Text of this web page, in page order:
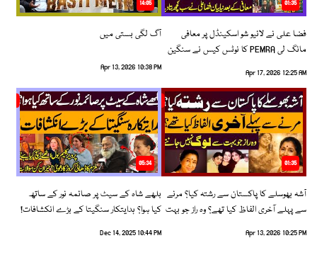
01:35
فضا علی نے لائیو شو اسکینڈل پر معافی
مانگ لی PEMRA کا نوٹس کیس نے سنگین
Apr 17, 2026 12:25 AM
14:05
آگ لگی بستی میں
Apr 13, 2026 10:38 PM
01:35
آشہ بھوسلے کا پاکستان سے رشتہ کیا؟ مرنے
سے پہلے آخری الفاظ کیا تھے؟ وہ راز جو بہت
Apr 13, 2026 10:25 PM
05:34
بلھے شاہ کے سیٹ پر صائمہ نور کے ساتھ
کیا ہوا؟ ہدایتکار سنگیتا کے بڑے انکشافات!
Dec 14, 2025 10:44 PM